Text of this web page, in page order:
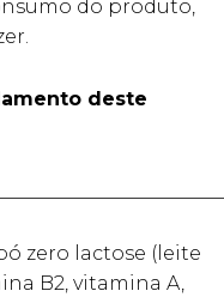
do produto,
deste
zero lactose (leite
B2, vitamina A,